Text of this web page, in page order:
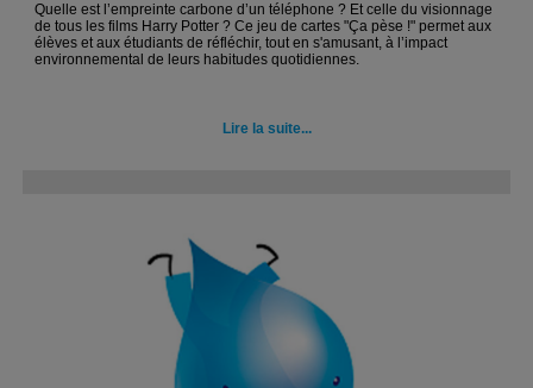
Quelle est l’empreinte carbone d’un téléphone ? Et celle du visionnage
de tous les films Harry Potter ? Ce jeu de cartes "Ça pèse !" permet aux
élèves et aux étudiants de réfléchir, tout en s'amusant, à l’impact
environnemental de leurs habitudes quotidiennes.
Lire la suite...